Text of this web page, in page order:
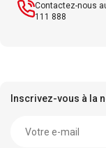
Contactez-nous
111 888
Inscrivez-vous à la